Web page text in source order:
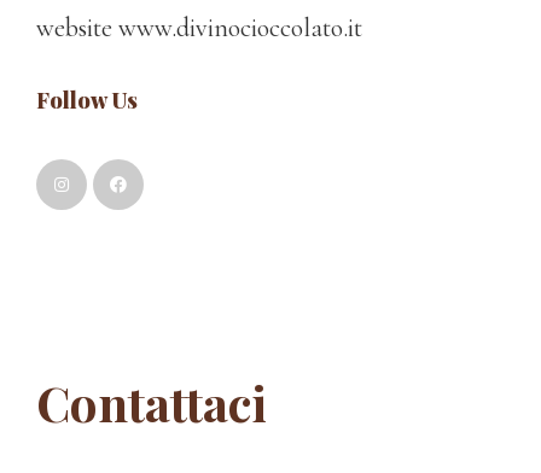
website www.divinocioccolato.it
Follow Us
Contattaci